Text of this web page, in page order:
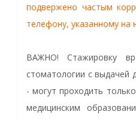
подвержено частым
телефону, указанному на
ВАЖНО! Стажировку
стоматологии с выдачей
- могут проходить
медицинским